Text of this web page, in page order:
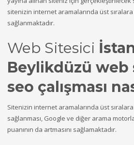
sitenizin internet aramalarında üst sıralara
sağlanmaktadır.
Web Sitesici
Beylikdüzü web
seo çalışması
Sitenizin internet aramalarında üst sıralara
sağlanması, Google ve diğer arama
puanının da artmasını sağlamaktadır.